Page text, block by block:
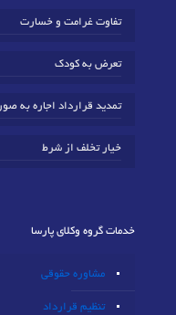
تفاوت غرامت و خسارت
تعرض به کودک
تمدید قرارداد اجاره به
خیار تخلف از شرط
خدمات گروه وکلای پارسا
مشاوره حقوقی
تنظیم قرارداد